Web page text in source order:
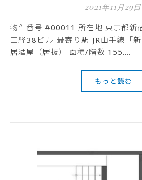
2021年11月29日
物件番号 #00011 所在地 東京都新宿区歌舞伎町1-6-7
三経38ビル 最寄り駅 JR山手線「
居酒屋（居抜） 面積/階数 155.…
もっと読む